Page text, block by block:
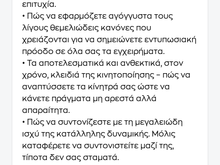
επιτυχία.
• Πώς να εφαρμόζετε αγόγγυστα τους
λίγους θεμελιώδεις κανόνες που
χρειάζονται για να σημειώνετε εντυπωσιακή
πρόοδο σε όλα σας τα εγχειρήματα.
• Τα αποτελεσματικά και ανθεκτικά, στον
χρόνο, κλειδιά της κινητοποίησης – πώς να
αναπτύσσετε τα κίνητρά σας ώστε να
κάνετε πράγματα μη αρεστά αλλά
απαραίτητα.
• Πώς να συντονίζεστε με τη μεγαλειώδη
ισχύ της κατάλληλης δυναμικής. Μόλις
καταφέρετε να συντονιστείτε μαζί της,
τίποτα δεν σας σταματά.